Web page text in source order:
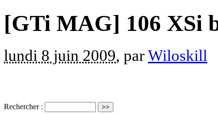
[GTi MAG] 106 XSi
lundi 8 juin 2009, parWiloskill
Rechercher :